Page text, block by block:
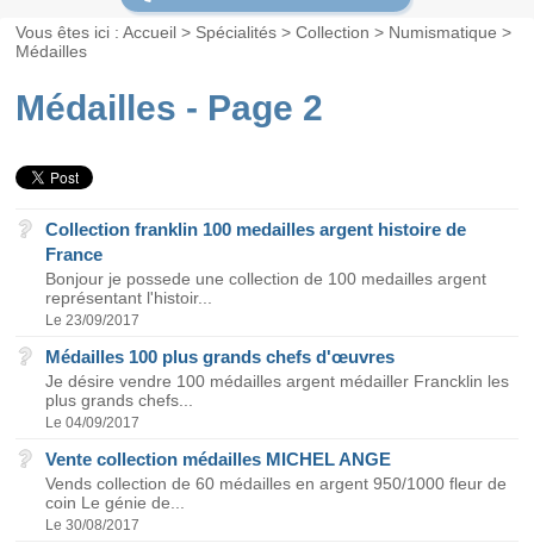
Vous êtes ici :Accueil > Spécialités >Collection > Numismatique >
Médailles
Médailles - Page 2
Collection franklin 100 medailles argent histoire de
France
Bonjour je possede une collection de 100 medailles argent
représentant l'histoir...
Le 23/09/2017
Médailles 100 plus grands chefs d'œuvres
Je désire vendre 100 médailles argent médailler Francklin les
plus grands chefs...
Le 04/09/2017
Vente collection médailles MICHEL ANGE
Vends collection de 60 médailles en argent 950/1000 fleur de
coin Le génie de...
Le 30/08/2017